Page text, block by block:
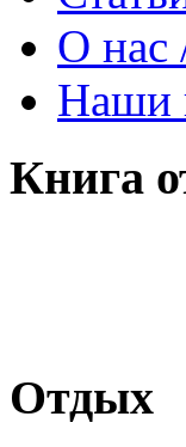
О нас
Наши
Книга
Отдых